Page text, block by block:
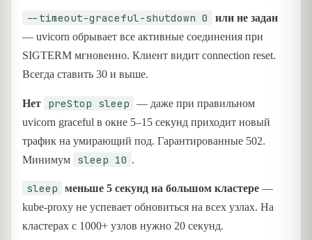
--timeout-graceful-shutdown 0
или не задан
— uvicorn обрывает все активные соединения при
SIGTERM мгновенно. Клиент видит connection reset.
Всегда ставить 30 и выше.
Нет preStop sleep
— даже при правильном
uvicorn graceful в окне 5–15 секунд приходит новый
трафик на умирающий под. Гарантированные 502.
Минимум
sleep 10 .
sleep меньше 5 секунд на большом кластере —
kube-proxy не успевает обновиться на всех узлах. На
кластерах с 1000+ узлов нужно 20 секунд.